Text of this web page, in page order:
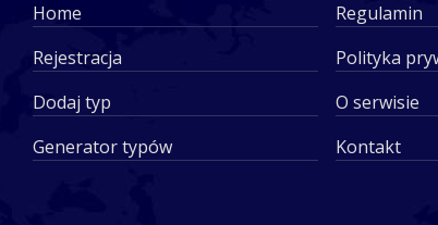
Home
Rejestracja
Dodaj typ
Generator typów
Regulamin
Polityka
O serwisie
Kontakt